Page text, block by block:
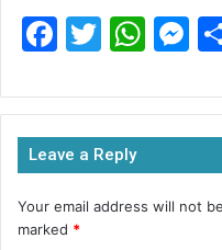
F
c
e
b
o
T
itt
er
W
at
s
A
p
M
s
s
e
n
Leave a Reply
Your email address will not
marked *